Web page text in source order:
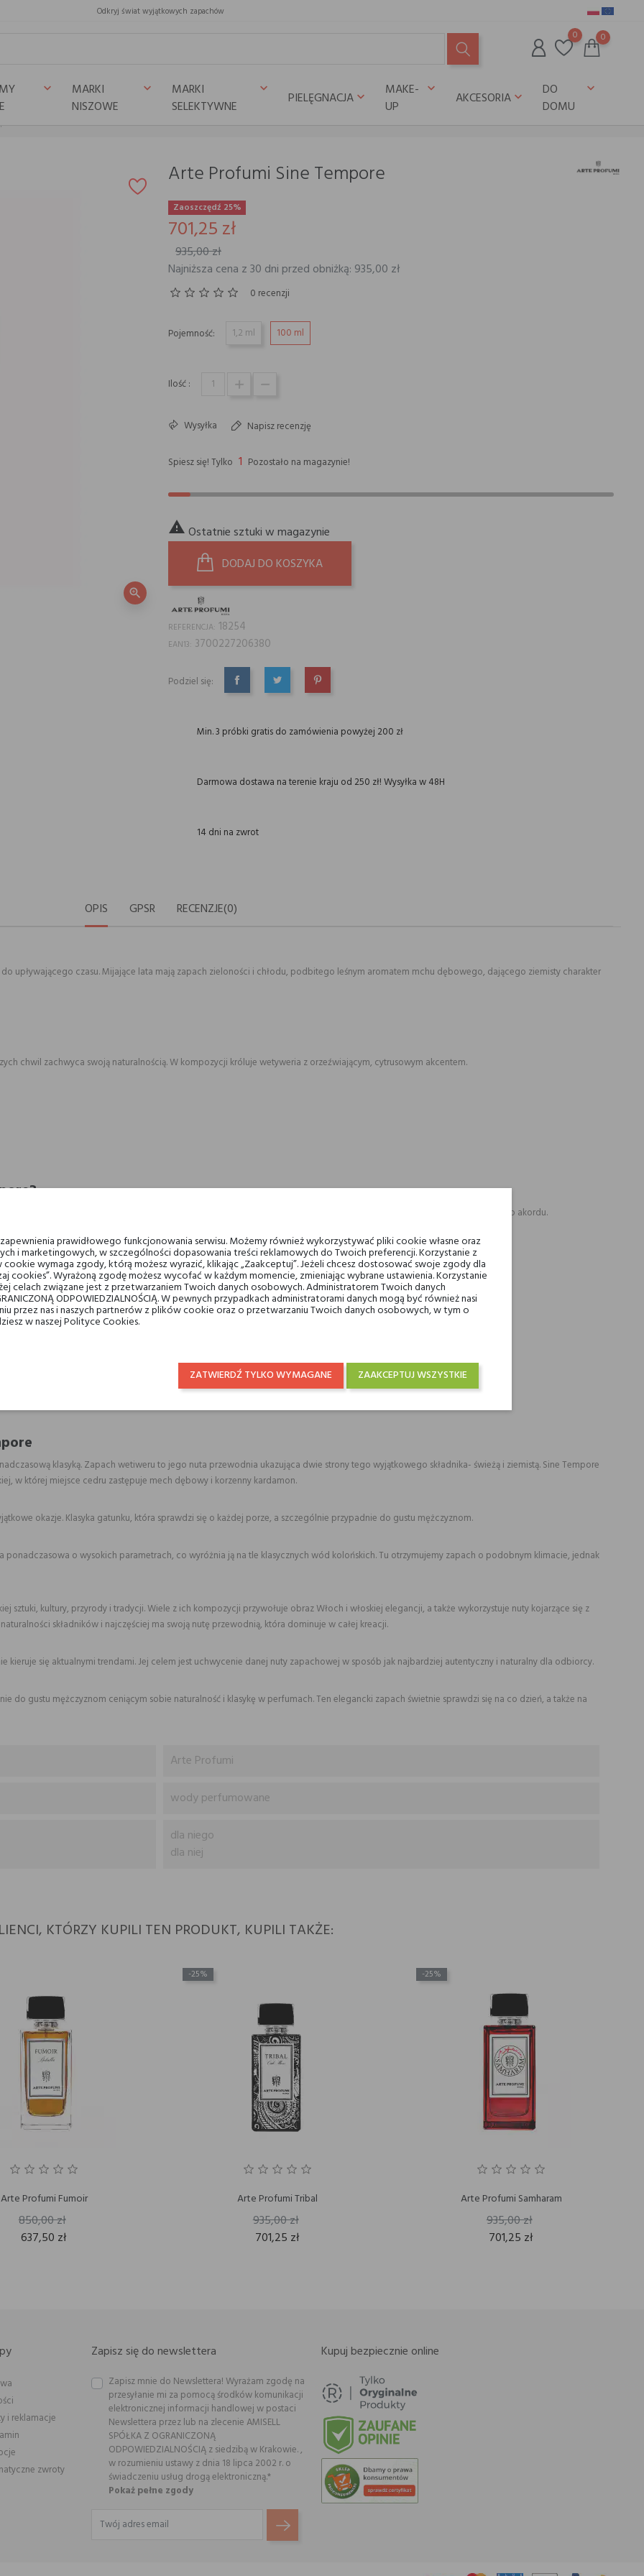
Odkryj świat wyjątkowych zapachów
0 0
keyboard_arrow_down
MARKI
NISZOWE
keyboard_arrow_down
MARKI
SELEKTYWNE
keyboard_arrow_down
PIELĘGNACJAkeyboard_arrow_down
MAKE-
UP
keyboard_arrow_down
AKCESORIAkeyboard_arrow_down
DO
DOMU
keyboard_arrow_down
zoom_in
Arte Profumi Sine Tempore
Zaoszczędź 25%
701,25 zł
935,00 zł
Najniższa cena z 30 dni przed obniżką: 935,00 zł
0 recenzji
Pojemność: 1,2 ml 100 ml
Ilość :
Wysyłka Napisz recenzję
Spiesz się! Tylko 1 Pozostało na magazynie!
 Ostatnie sztuki w magazynie
DODAJ DO KOSZYKA
REFERENCJA: 18254
EAN13: 3700227206380
Podziel się:
UDOSTĘPNIJTWEETUJPINTEREST
Min. 3 próbki gratis do zamówienia powyżej 200 zł
Darmowa dostawa na terenie kraju od 250 zł! Wysyłka w 48H
14 dni na zwrot
OPIS GPSR RECENZJE(0)
upływającego czasu. Mijające lata mają zapach zieloności i chłodu, podbitego leśnym aromatem mchu dębowego, dającego ziemisty charakter
chwil zachwyca swoją naturalnością. W kompozycji króluje wetyweria z orzeźwiającym, cytrusowym akcentem.
Wyraźnie wyczuwalna wetyweria zestawiona z limonką tworzy orzeźwiający, wytrawny klimat, w którym nie brakuje słonego akordu.
nucie wetywerii
wody gwarantujące wysoką trwałość.
ceni się jakość i tradycję.
dlatego szczególnie przypadnie do gustu miłośnikom kolońskich aromatów.
klasyką. Zapach wetiweru to jego nuta przewodnia ukazująca dwie strony tego wyjątkowego składnika- świeżą i ziemistą. Sine Tempore
w której miejsce cedru zastępuje mech dębowy i korzenny kardamon.
okazje. Klasyka gatunku, która sprawdzi się o każdej porze, a szczególnie przypadnie do gustu mężczyznom.
o wysokich parametrach, co wyróżnia ją na tle klasycznych wód kolońskich. Tu otrzymujemy zapach o podobnym klimacie, jednak
sztuki, kultury, przyrody i tradycji. Wiele z ich kompozycji przywołuje obraz Włoch i włoskiej elegancji, a także wykorzystuje nuty kojarzące się z
składników i najczęściej ma swoją nutę przewodnią, która dominuje w całej kreacji.
kieruje się aktualnymi trendami. Jej celem jest uchwycenie danej nuty zapachowej w sposób jak najbardziej autentyczny i naturalny dla odbiorcy.
do gustu mężczyznom ceniącym sobie naturalność i klasykę w perfumach. Ten elegancki zapach świetnie sprawdzi się na co dzień, a także na
Arte Profumi
wody perfumowane
dla niego
dla niej
KTÓRZY KUPILI TEN PRODUKT, KUPILI TAKŻE:
Arte Profumi Fumoir
850,00 zł
637,50 zł
-25%
Arte Profumi Tribal
935,00 zł
701,25 zł
-25%
Arte Profumi Samharam
935,00 zł
701,25 zł
i reklamacje
zwroty
Zapisz się do newslettera
Zapisz mnie do Newslettera! Wyrażam zgodę na
przesyłanie mi za pomocą środków komunikacji
elektronicznej informacji handlowej w postaci
Newslettera przez lub na zlecenie AMISELL
SPÓŁKA Z OGRANICZONĄ
ODPOWIEDZIALNOŚCIĄ z siedzibą w Krakowie. ,
w rozumieniu ustawy z dnia 18 lipca 2002 r. o
świadczeniu usług drogą elektroniczną.*
Pokaż pełne zgody
Kupuj bezpiecznie online
prawidłowego funkcjonowania serwisu. Możemy również wykorzystywać pliki cookie własne oraz
i marketingowych, w szczególności dopasowania treści reklamowych do Twoich preferencji. Korzystanie z
wymaga zgody, którą możesz wyrazić, klikając „Zaakceptuj”. Jeżeli chcesz dostosować swoje zgody dla
cookies”. Wyrażoną zgodę możesz wycofać w każdym momencie, zmieniając wybrane ustawienia. Korzystanie
celach związane jest z przetwarzaniem Twoich danych osobowych. Administratorem Twoich danych
ODPOWIEDZIALNOŚCIĄ. W pewnych przypadkach administratorami danych mogą być również nasi
przez nas i naszych partnerów z plików cookie oraz o przetwarzaniu Twoich danych osobowych, w tym o
w naszej Polityce Cookies.
ZAAKCEPTUJ WSZYSTKIE
ZATWIERDŹ TYLKO WYMAGANE